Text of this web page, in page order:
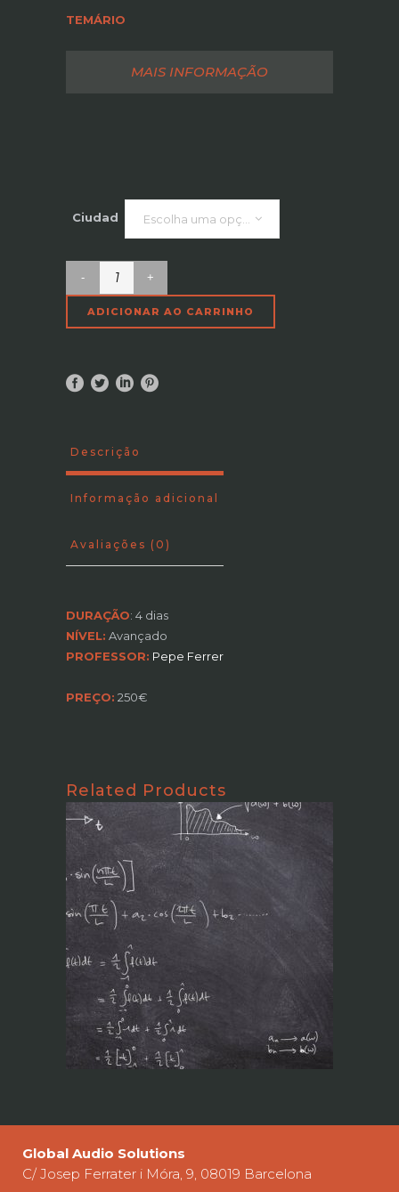
TEMÁRIO
MAIS INFORMAÇÃO
Ciudad
Desenho
de
quantity
ADICIONAR AO CARRINHO
Descrição
Informação adicional
Avaliações (0)
DURAÇÃO: 4 dias
NÍVEL: Avançado
PROFESSOR: Pepe Ferrer
PREÇO: 250€
Related Products
Técnico de Sistemas
para Espetáculos
Perú 2022
Global Audio Solutions
C/ Josep Ferrater i Móra, 9, 08019 Barcelona